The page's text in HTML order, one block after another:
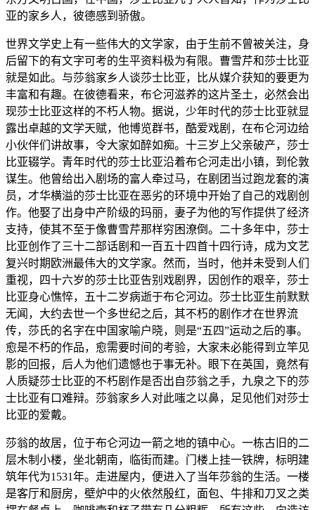
亚的家乡人，彼德感到骄傲。
世界文学史上有一些伟大的文学家，由于生前不曾被关注，身
后留下的有文字可考的生平资料极为有限。曹雪芹和莎士比亚
就是如此。与莎翁家乡人谈莎士比亚，比从媒介获知的要更为
丰富和有趣。在彼德看来，布仑河滋养的这片圣土，必然会出
现莎士比亚这样的不朽人物。据说，少年时代的莎士比亚就显
露出卓越的文学天赋，他博览群书，酷爱戏剧，在布仑河边给
小伙伴们讲故事，令大家如醉如痴。十三岁上父亲破产，莎士
比亚辍学。青年时代的莎士比亚沿着布仑河走出小镇，到伦敦
谋生。他曾给出入剧场的富人牵过马，在剧团当过跑龙套的演
员，才华横溢的莎士比亚在恶劣的环境中开始了自己的戏剧创
作。他娶了出身中产阶级的玛丽，妻子为他的写作提供了经济
支持，使其不至于像曹雪芹那样穷困潦倒。二十多年中，莎士
比亚创作了三十二部话剧和一百五十四首十四行诗，成为文艺
复兴时期欧洲最伟大的文学家。然而，当时，他并未受到人们
重视，四十六岁的莎士比亚告别戏剧界，因创作的艰辛，莎士
比亚身心憔悴，五十二岁病逝于布仑河边。莎士比亚生前默默
无闻，大约去世一个多世纪之后，其不朽的剧作才在世界流
传，莎氏的名字在中国家喻户晓，则是“五四”运动之后的事。
愈是不朽的作品，愈需要时间的考验，大家未必能得到立竿见
影的回报，后人为他们遗憾也于事无补。眼下在英国，竟然有
人质疑莎士比亚的不朽剧作是否出自莎翁之手，九泉之下的莎
士比亚有口难辩。莎翁家乡人对此嗤之以鼻，足见他们对莎士
比亚的爱戴。
莎翁的故居，位于布仑河边一箭之地的镇中心。一栋古旧的二
层木制小楼，坐北朝南，临街而建。门楼上挂一铁牌，标明建
筑年代为1531年。走进屋内，便进入了当年莎翁的生活。一楼
是客厅和厨房，壁炉中的火依然殷红，面包、牛排和刀叉之类